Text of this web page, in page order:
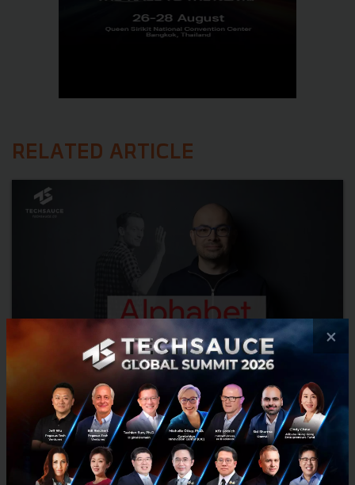
RELATED ARTICLE
Demis Hassabis ขึ้นคุม หัวเรือ AI ของ Alphabet แล้ว หลัง
Jeff Dean พนักงานระดับตำนานลาออกไปตั้ง Startup ของตัว
×